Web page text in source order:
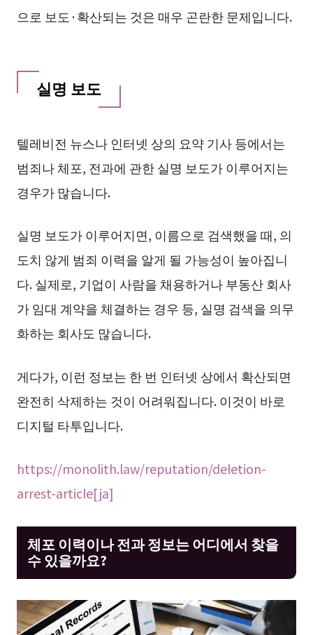
으로 보도·확산되는 것은 매우 곤란한 문제입니다.
실명 보도
텔레비전 뉴스나 인터넷 상의 요약 기사 등에서는
범죄나 체포, 전과에 관한 실명 보도가 이루어지는
경우가 많습니다.
실명 보도가 이루어지면, 이름으로 검색했을 때, 의
도치 않게 범죄 이력을 알게 될 가능성이 높아집니
다. 실제로, 기업이 사람을 채용하거나 부동산 회사
가 임대 계약을 체결하는 경우 등, 실명 검색을 의무
화하는 회사도 많습니다.
게다가, 이런 정보는 한 번 인터넷 상에서 확산되면
완전히 삭제하는 것이 어려워집니다. 이것이 바로
디지털 타투입니다.
https://monolith.law/reputation/deletion-
arrest-article[ja]
체포 이력이나 전과 정보는 어디에서 찾을
수 있을까요?